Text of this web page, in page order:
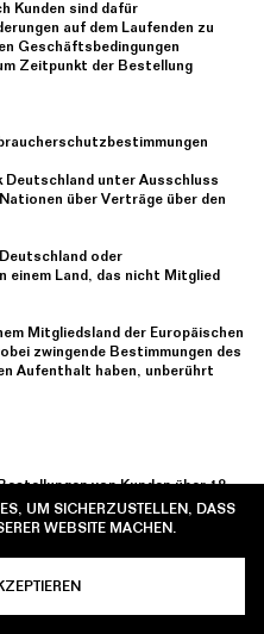
Kunden sind dafür
auf dem Laufenden zu
Geschäftsbedingungen
Zeitpunkt der Bestellung
Deutschland unter Ausschluss
über Verträge über den
oder
einem Land, das nicht Mitglied
Mitgliedsland der Europäischen
zwingende Bestimmungen des
Aufenthalt haben, unberührt
von Kunden über 18
erwerben möchten,
Ihren richtigen Namen, Ihre
müssen Sie während des
angeben. Sie
Die Webseite steht nur
UM SICHERZUSTELLEN, DASS
WEBSITE MACHEN.